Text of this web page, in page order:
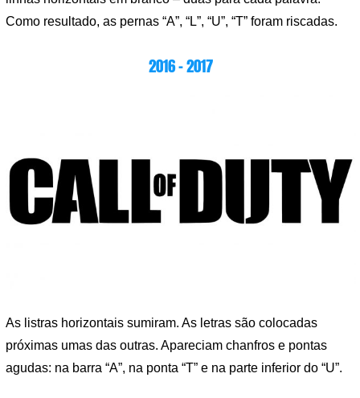
Como resultado, as pernas “A”, “L”, “U”, “T” foram riscadas.
2016 – 2017
As listras horizontais sumiram. As letras são colocadas
próximas umas das outras. Apareciam chanfros e pontas
agudas: na barra “A”, na ponta “T” e na parte inferior do “U”.